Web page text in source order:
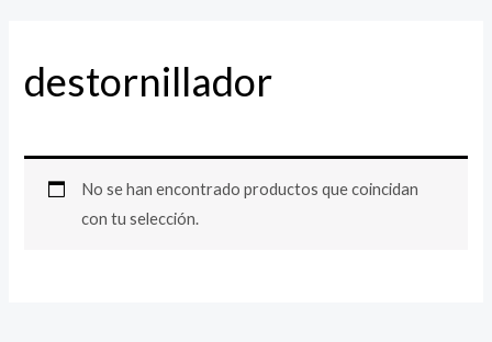
destornillador
No se han encontrado productos que coincidan
con tu selección.